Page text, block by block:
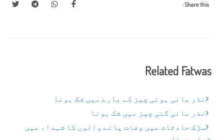
Share this:
Related Fatwas
نذر مانی ہوئی چیز کے بارے میں شک ہونا
نذر مانی گئی چیز میں شک ہونا
سڑک حادثات میں وفات پانے والوں کا شہداء میں